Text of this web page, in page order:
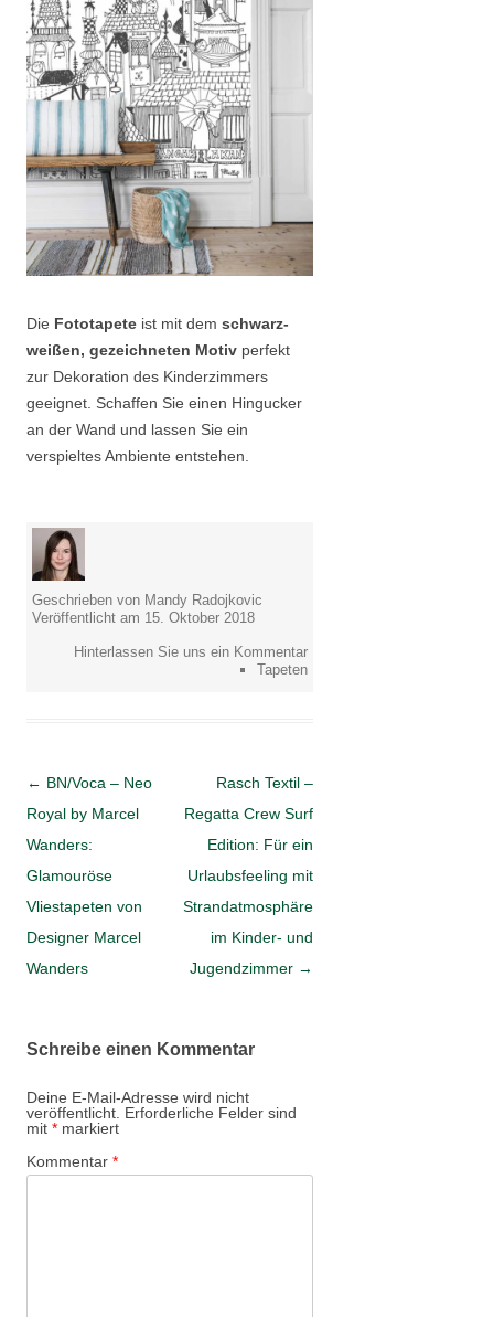
Die Fototapete ist mit dem schwarz-
weißen, gezeichneten Motiv perfekt
zur Dekoration des Kinderzimmers
geeignet. Schaffen Sie einen Hingucker
an der Wand und lassen Sie ein
verspieltes Ambiente entstehen.
Geschrieben von Mandy Radojkovic
Veröffentlicht am 15. Oktober 2018
Hinterlassen Sie uns ein Kommentar
Tapeten
Artikel-Navigation
← BN/Voca – Neo
Royal by Marcel
Wanders:
Glamouröse
Vliestapeten von
Designer Marcel
Wanders
Rasch Textil –
Regatta Crew Surf
Edition: Für ein
Urlaubsfeeling mit
Strandatmosphäre
im Kinder- und
Jugendzimmer →
Schreibe einen Kommentar
Deine E-Mail-Adresse wird nicht
veröffentlicht. Erforderliche Felder sind
mit * markiert
Kommentar *